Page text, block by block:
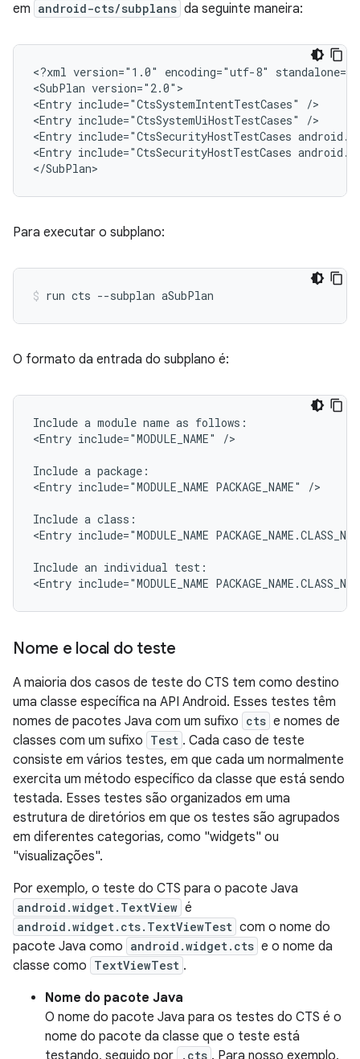
em android-cts/subplans da seguinte maneira:
<?xml version="1.0" encoding="utf-8"
<SubPlan version="2.0">
<Entry include="CtsSystemIntentTestCases"
/>
<Entry include="CtsSystemUiHostTestCases"
/>
<Entry include="CtsSecurityHostTestCases
<Entry include="CtsSecurityHostTestCases
</SubPlan>
Para executar o subplano:
O formato da entrada do subplano é:
Include a module name as follows:
<Entry include="MODULE_NAME" />
Include a package:
<Entry include="MODULE_NAME PACKAGE_NAME" />
Include a class:
<Entry include="MODULE_NAME
Include an individual test:
<Entry include="MODULE_NAME
Nome e local do teste
A maioria dos casos de teste do CTS tem como destino
uma classe específica na API Android. Esses testes têm
nomes de pacotes Java com um sufixo cts e nomes de
classes com um sufixo Test . Cada caso de teste
consiste em vários testes, em que cada um normalmente
exercita um método específico da classe que está sendo
testada. Esses testes são organizados em uma
estrutura de diretórios em que os testes são agrupados
em diferentes categorias, como "widgets" ou
"visualizações".
Por exemplo, o teste do CTS para o pacote Java
android.widget.TextView é
android.widget.cts.TextViewTest com o nome do
pacote Java como android.widget.cts e o nome da
classe como TextViewTest .
Nome do pacote Java
O nome do pacote Java para os testes do CTS é o
nome do pacote da classe que o teste está
testando, seguido por
.cts . Para nosso exemplo,